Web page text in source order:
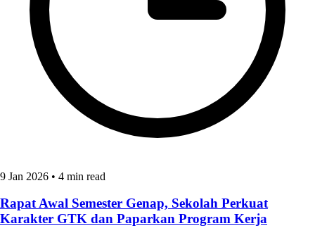
9 Jan 2026 • 4 min read
Rapat Awal Semester Genap, Sekolah Perkuat
Karakter GTK dan Paparkan Program Kerja